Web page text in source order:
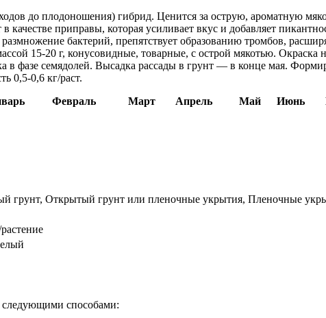
до плодоношения) гибрид. Ценится за острую, ароматную
качестве приправы, которая усиливает вкус и добавляет
размножение бактерий, препятствует образованию тромбов,
15-20 г, конусовидные, товарные, с острой мякотью.
в фазе семядолей. Высадка рассады в грунт — в конце мая.
0,5-0,6 кг/раст.
Февраль Март Апрель Май Июнь
грунт, Открытый грунт или пленочные укрытия, Пленочные
способами: